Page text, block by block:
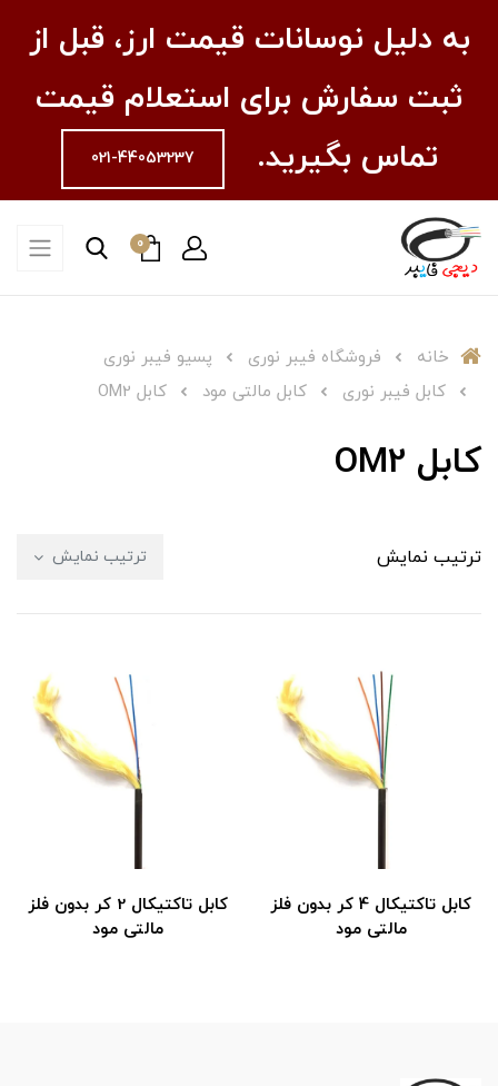
به دلیل نوسانات قیمت ارز، قبل از
ثبت سفارش برای استعلام قیمت
تماس بگیرید.
021-44053237
0
خانه فروشگاه فیبر نوری
پسیو فیبر نوری
کابل فیبر نوری
کابل مالتی مود کابل OM2
کابل OM2
ترتیب نمایش ترتیب نمایش
کابل تاکتیکال 4 کر بدون فلز
مالتی مود
کابل تاکتیکال 2 کر بدون فلز
مالتی مود